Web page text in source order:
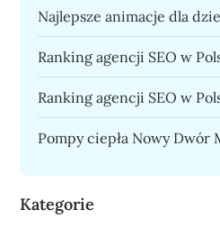
Najlepsze animacje dla
Ranking agencji SEO w
Ranking agencji SEO w
Pompy ciepła Nowy Dwór
Kategorie